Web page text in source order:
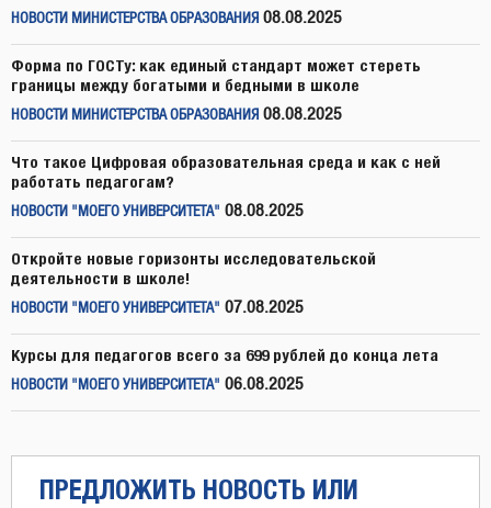
НОВОСТИ МИНИСТЕРСТВА ОБРАЗОВАНИЯ 08.08.2025
Форма по ГОСТу: как единый стандарт может стереть
границы между богатыми и бедными в школе
НОВОСТИ МИНИСТЕРСТВА ОБРАЗОВАНИЯ 08.08.2025
Что такое Цифровая образовательная среда и как с ней
работать педагогам?
НОВОСТИ "МОЕГО УНИВЕРСИТЕТА" 08.08.2025
Откройте новые горизонты исследовательской
деятельности в школе!
НОВОСТИ "МОЕГО УНИВЕРСИТЕТА" 07.08.2025
Курсы для педагогов всего за 699 рублей до конца лета
НОВОСТИ "МОЕГО УНИВЕРСИТЕТА" 06.08.2025
ПРЕДЛОЖИТЬ НОВОСТЬ ИЛИ